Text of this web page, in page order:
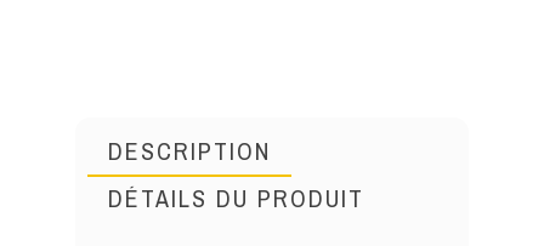
DESCRIPTION
DÉTAILS DU PRODUIT